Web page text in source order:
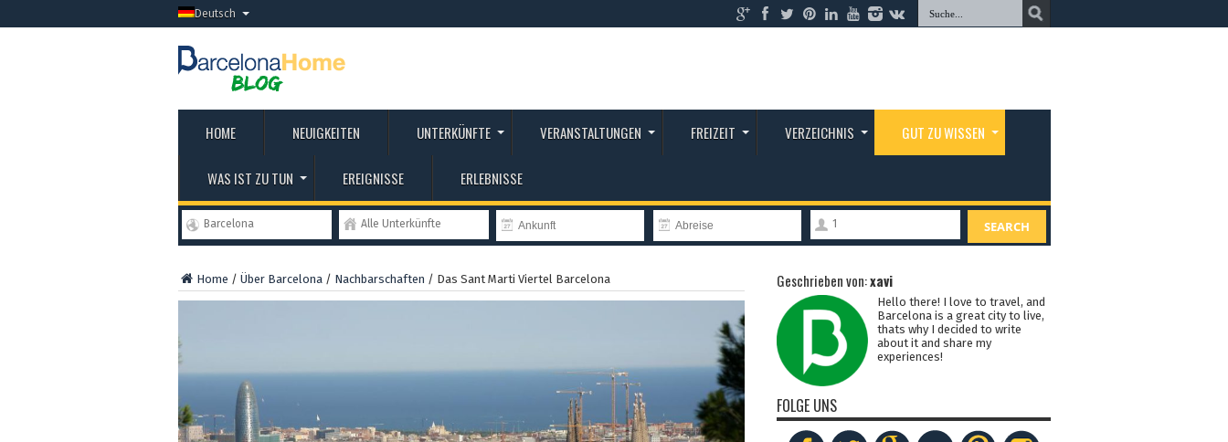
Deutsch
HOME NEUIGKEITEN UNTERKÜNFTE VERANSTALTUNGEN FREIZEIT VERZEICHNIS GUT ZU WISSEN
WAS IST ZU TUN EREIGNISSE ERLEBNISSE
Barcelona Alle Unterkünfte 1 SEARCH
Home / Über Barcelona/ Nachbarschaften / Das Sant Marti Viertel Barcelona Geschrieben von:xavi
Hello there! I love to travel, and
Barcelona is a great city to live,
thats why I decided to write
about it and share my
experiences!
FOLGE UNS